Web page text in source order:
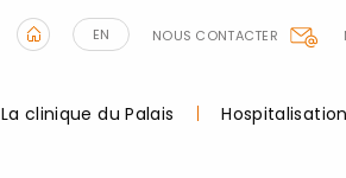
EN NOUS CONTACTER
La clinique du Palais Hospitalisation